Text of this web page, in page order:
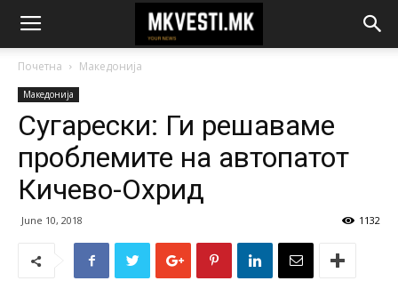
Почетна Македонија
Македонија
Сугарески: Ги решаваме
проблемите на автопатот
Кичево-Охрид
June 10, 2018 1132